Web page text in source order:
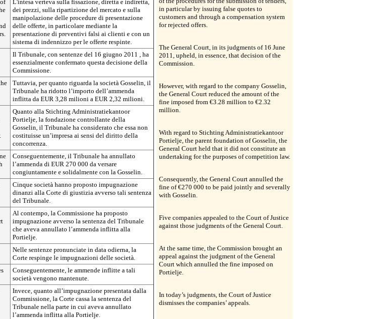
L'intesa verteva sulla fissazione, diretta e indiretta,
dei prezzi, sulla ripartizione del mercato e sulla
manipolazione delle procedure di presentazione
delle offerte, in particolare mediante la
presentazione di preventivi falsi ai clienti e con un
sistema di indennizzo per le offerte respinte.
Il Tribunale, con sentenze del 16 giugno 2011 , ha
essenzialmente confermato questa decisione della
Commissione.
Tuttavia, per quanto riguarda la società Gosselin, il
Tribunale ha ridotto l’importo dell’ammenda
inflitta da EUR 3,28 milioni a EUR 2,32 milioni.
Quanto alla Stichting Administratiekantoor
Portielje, la fondazione controllante della
Gosselin, il Tribunale ha considerato che essa non
costituisse un’impresa ai sensi del diritto della
concorrenza.
Conseguentemente, il Tribunale ha annullato
l’ammenda di EUR 270 000 da versare
congiuntamente e solidalmente con la Gosselin.
Cinque società hanno proposto impugnazione
dinanzi alla Corte di giustizia avverso tali sentenza
del Tribunale.
Al contempo, la Commissione ha proposto
impugnazione avverso la sentenza del Tribunale
che aveva annullato l’ammenda inflitta alla
Portielje.
Nelle sentenze pronunciate in data odierna, la
Corte respinge le impugnazioni delle società.
Conseguentemente, le ammende inflitte a tali
società vengono mantenute.
Invece, quanto all’impugnazione presentata dalla
Commissione, la Corte cassa la sentenza del
Tribunale nella parte in cui aveva annullato
l’ammenda inflitta alla Portielje.
in particular by issuing false quotes to
customers and through a compensation system
for rejected offers.
The General Court, in its judgments of 16 June
2011, upheld, in essence, that decision of the
Commission.
However, with regard to the company Gosselin,
the General Court reduced the amount of the
fine imposed from €3.28 million to €2.32
million.
With regard to Stichting Administratiekantoor
Portielje, the parent foundation of Gosselin, the
General Court held that it did not constitute an
undertaking for the purposes of competition law.
Consequently, the General Court annulled the
fine of €270 000 to be paid jointly and severally
with Gosselin.
Five companies appealed to the Court of Justice
against those judgments of the General Court.
At the same time, the Commission brought an
appeal against the judgment of the General
Court which annulled the fine imposed on
Portielje.
In today’s judgments, the Court of Justice
dismisses the companies’ appeals.